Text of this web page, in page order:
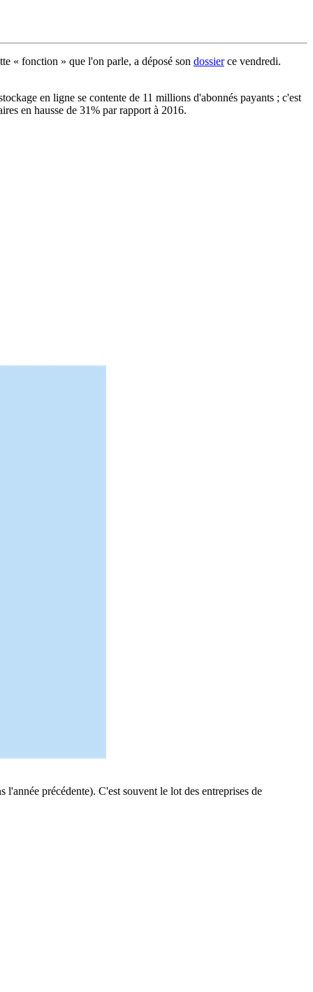
« fonction » que l'on parle, a déposé son dossierce vendredi.
en ligne se contente de 11 millions d'abonnés payants ; c'est
en hausse de 31% par rapport à 2016.
précédente). C'est souvent le lot des entreprises de